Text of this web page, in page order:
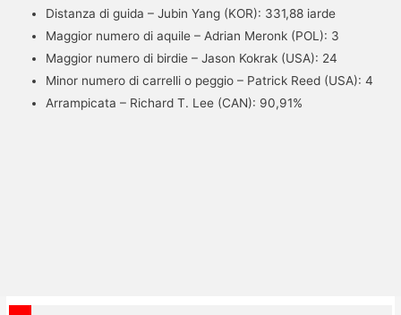
Distanza di guida – Jubin Yang (KOR): 331,88 iarde
Maggior numero di aquile – Adrian Meronk (POL): 3
Maggior numero di birdie – Jason Kokrak (USA): 24
Minor numero di carrelli o peggio – Patrick Reed (USA): 4
Arrampicata – Richard T. Lee (CAN): 90,91%